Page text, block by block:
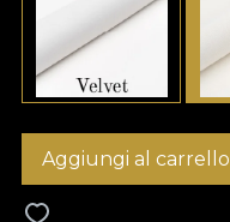
Aggiungi al carrello